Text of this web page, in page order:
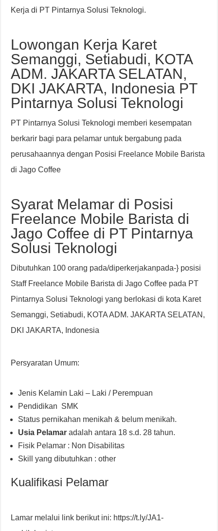
Kerja di PT Pintarnya Solusi Teknologi.
Lowongan Kerja Karet
Semanggi, Setiabudi, KOTA
ADM. JAKARTA SELATAN,
DKI JAKARTA, Indonesia PT
Pintarnya Solusi Teknologi
PT Pintarnya Solusi Teknologi memberi kesempatan
berkarir bagi para pelamar untuk bergabung pada
perusahaannya dengan Posisi Freelance Mobile Barista
di Jago Coffee
Syarat Melamar di Posisi
Freelance Mobile Barista di
Jago Coffee di PT Pintarnya
Solusi Teknologi
Dibutuhkan 100 orang pada/diperkerjakanpada-} posisi
Staff Freelance Mobile Barista di Jago Coffee pada PT
Pintarnya Solusi Teknologi yang berlokasi di kota Karet
Semanggi, Setiabudi, KOTA ADM. JAKARTA SELATAN,
DKI JAKARTA, Indonesia
Persyaratan Umum:
Jenis Kelamin Laki – Laki / Perempuan
Pendidikan SMK
Status pernikahan menikah & belum menikah.
Usia Pelamaradalah antara 18 s.d. 28 tahun.
Fisik Pelamar : Non Disabilitas
Skill yang dibutuhkan : other
Kualifikasi Pelamar
Lamar melalui link berikut ini: https://t.ly/JA1-